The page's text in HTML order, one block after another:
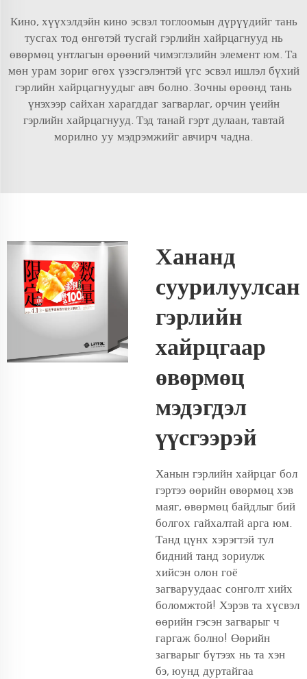
Кино, хүүхэлдэйн кино эсвэл тоглоомын дүрүүдийг тань
тусгах тод өнгөтэй тусгай гэрлийн хайрцагнууд нь
өвөрмөц унтлагын өрөөний чимэглэлийн элемент юм. Та
мөн урам зориг өгөх үзэсгэлэнтэй үгс эсвэл ишлэл бүхий
гэрлийн хайрцагнуудыг авч болно. Зочны өрөөнд тань
үнэхээр сайхан харагддаг загварлаг, орчин үеийн
гэрлийн хайрцагнууд. Тэд танай гэрт дулаан, тавтай
морилно уу мэдрэмжийг авчирч чадна.
Хананд
суурилуулсан
гэрлийн
хайрцгаар
өвөрмөц
мэдэгдэл
үүсгээрэй
Ханын гэрлийн хайрцаг бол
гэртээ өөрийн өвөрмөц хэв
маяг, өвөрмөц байдлыг бий
болгох гайхалтай арга юм.
Танд цүнх хэрэгтэй тул
бидний танд зориулж
хийсэн олон гоё
загваруудаас сонголт хийх
боломжтой! Хэрэв та хүсвэл
өөрийн гэсэн загварыг ч
гаргаж болно! Өөрийн
загварыг бүтээх нь та хэн
бэ, юунд дуртайгаа